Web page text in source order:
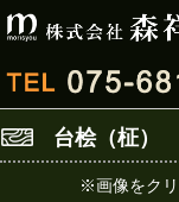
台桧（柾）
※画像をクリ